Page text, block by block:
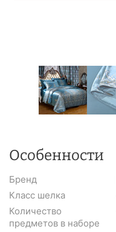
Особенности
Бренд
Класс шелка
Количество
предметов в наборе